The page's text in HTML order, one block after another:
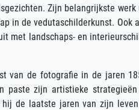
Zijn belangrijkste werk
in de vedutaschilderkunst. Ook
met landschaps- en
van de fotografie in de jaren
paste zijn artistieke
de laatste jaren van zijn